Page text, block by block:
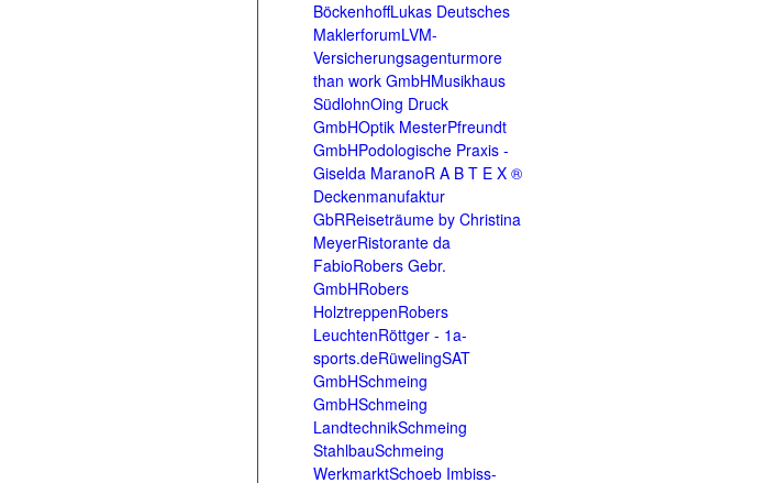
BöckenhoffLukas Deutsches
MaklerforumLVM-
Versicherungsagenturmore
than work GmbHMusikhaus
SüdlohnOing Druck
GmbHOptik MesterPfreundt
GmbHPodologische Praxis -
Giselda MaranoR A B T E X ®
Deckenmanufaktur
GbRReiseträume by Christina
MeyerRistorante da
FabioRobers Gebr.
GmbHRobers
HolztreppenRobers
LeuchtenRöttger - 1a-
sports.deRüwelingSAT
GmbHSchmeing
GmbHSchmeing
LandtechnikSchmeing
StahlbauSchmeing
WerkmarktSchoeb Imbiss-